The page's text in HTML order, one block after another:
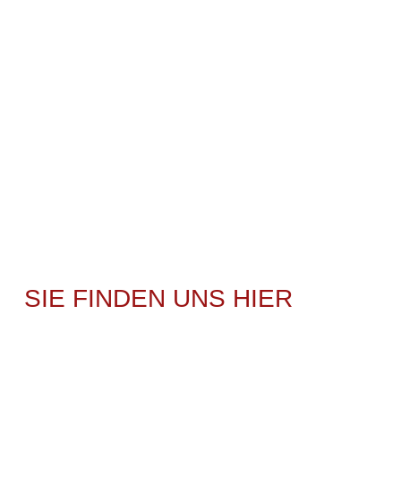
SIE FINDEN UNS HIER